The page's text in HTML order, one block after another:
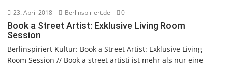
23. April 2018 Berlinspiriert.de 0
Book a Street Artist: Exklusive Living Room
Session
Berlinspiriert Kultur: Book a Street Artist: Exklusive Living
Room Session // Book a street artisti ist mehr als nur eine